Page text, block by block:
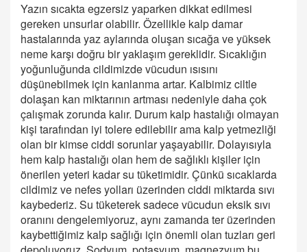
Yazın sıcakta egzersiz yaparken dikkat edilmesi
gereken unsurlar olabilir. Özellikle kalp damar
hastalarında yaz aylarında oluşan sıcağa ve yüksek
neme karşı doğru bir yaklaşım gereklidir. Sıcaklığın
yoğunluğunda cildimizde vücudun ısısını
düşünebilmek için kanlanma artar. Kalbimiz ciltle
dolaşan kan miktarının artması nedeniyle daha çok
çalışmak zorunda kalır. Durum kalp hastalığı olmayan
kişi tarafından iyi tolere edilebilir ama kalp yetmezliği
olan bir kimse ciddi sorunlar yaşayabilir. Dolayısıyla
hem kalp hastalığı olan hem de sağlıklı kişiler için
önerilen yeteri kadar su tüketimidir. Çünkü sıcaklarda
cildimiz ve nefes yolları üzerinden ciddi miktarda sıvı
kaybederiz. Su tüketerek sadece vücudun eksik sıvı
oranını dengelemiyoruz, aynı zamanda ter üzerinden
kaybettiğimiz kalp sağlığı için önemli olan tuzları geri